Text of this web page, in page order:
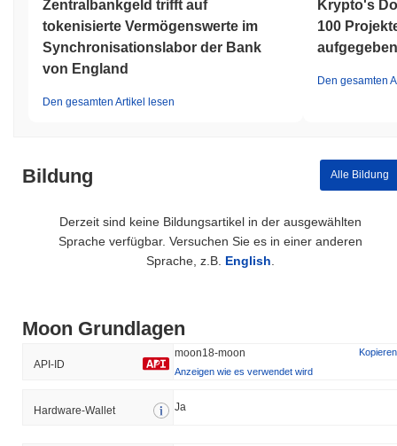
Zentralbankgeld trifft auf
tokenisierte Vermögenswerte im
Synchronisationslabor der Bank
von England
Den gesamten Artikel lesen
Krypto's
100
aufgegeben
Den gesamten
Bildung Alle Bildung
Derzeit sind keine Bildungsartikel in der ausgewählten
Sprache verfügbar. Versuchen Sie es in einer anderen
Sprache, z.B. English
Moon Grundlagen
API-ID
moon18-moon
Kopieren
Anzeigen wie es verwendet wird
Hardware-Wallet Ja